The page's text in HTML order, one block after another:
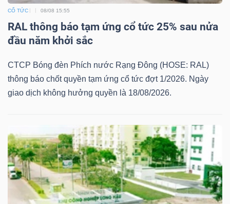
CỔ TỨC 08/08 15:55
RAL thông báo tạm ứng cổ tức 25% sau nửa
đầu năm khởi sắc
CTCP Bóng đèn Phích nước Rạng Đông (HOSE: RAL)
thông báo chốt quyền tạm ứng cổ tức đợt 1/2026. Ngày
giao dịch không hưởng quyền là 18/08/2026.
(-)
Báo
phân
tích
(-)
Thuật
ngữ
(-)